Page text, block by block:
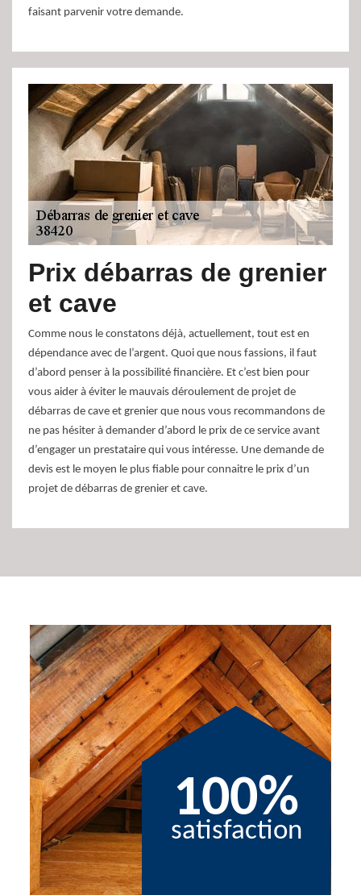
faisant parvenir votre demande.
Prix débarras de grenier
et cave
Comme nous le constatons déjà, actuellement, tout est en
dépendance avec de l’argent. Quoi que nous fassions, il faut
d’abord penser à la possibilité financière. Et c’est bien pour
vous aider à éviter le mauvais déroulement de projet de
débarras de cave et grenier que nous vous recommandons de
ne pas hésiter à demander d’abord le prix de ce service avant
d’engager un prestataire qui vous intéresse. Une demande de
devis est le moyen le plus fiable pour connaitre le prix d’un
projet de débarras de grenier et cave.
100%
satisfaction